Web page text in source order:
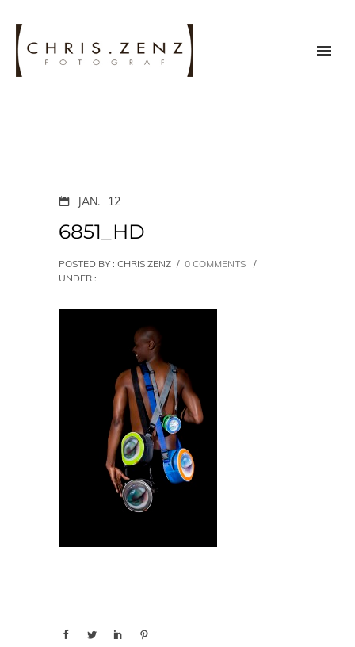
JAN. 12
6851_HD
POSTED BY : CHRIS ZENZ / 0 COMMENTS
/
UNDER :